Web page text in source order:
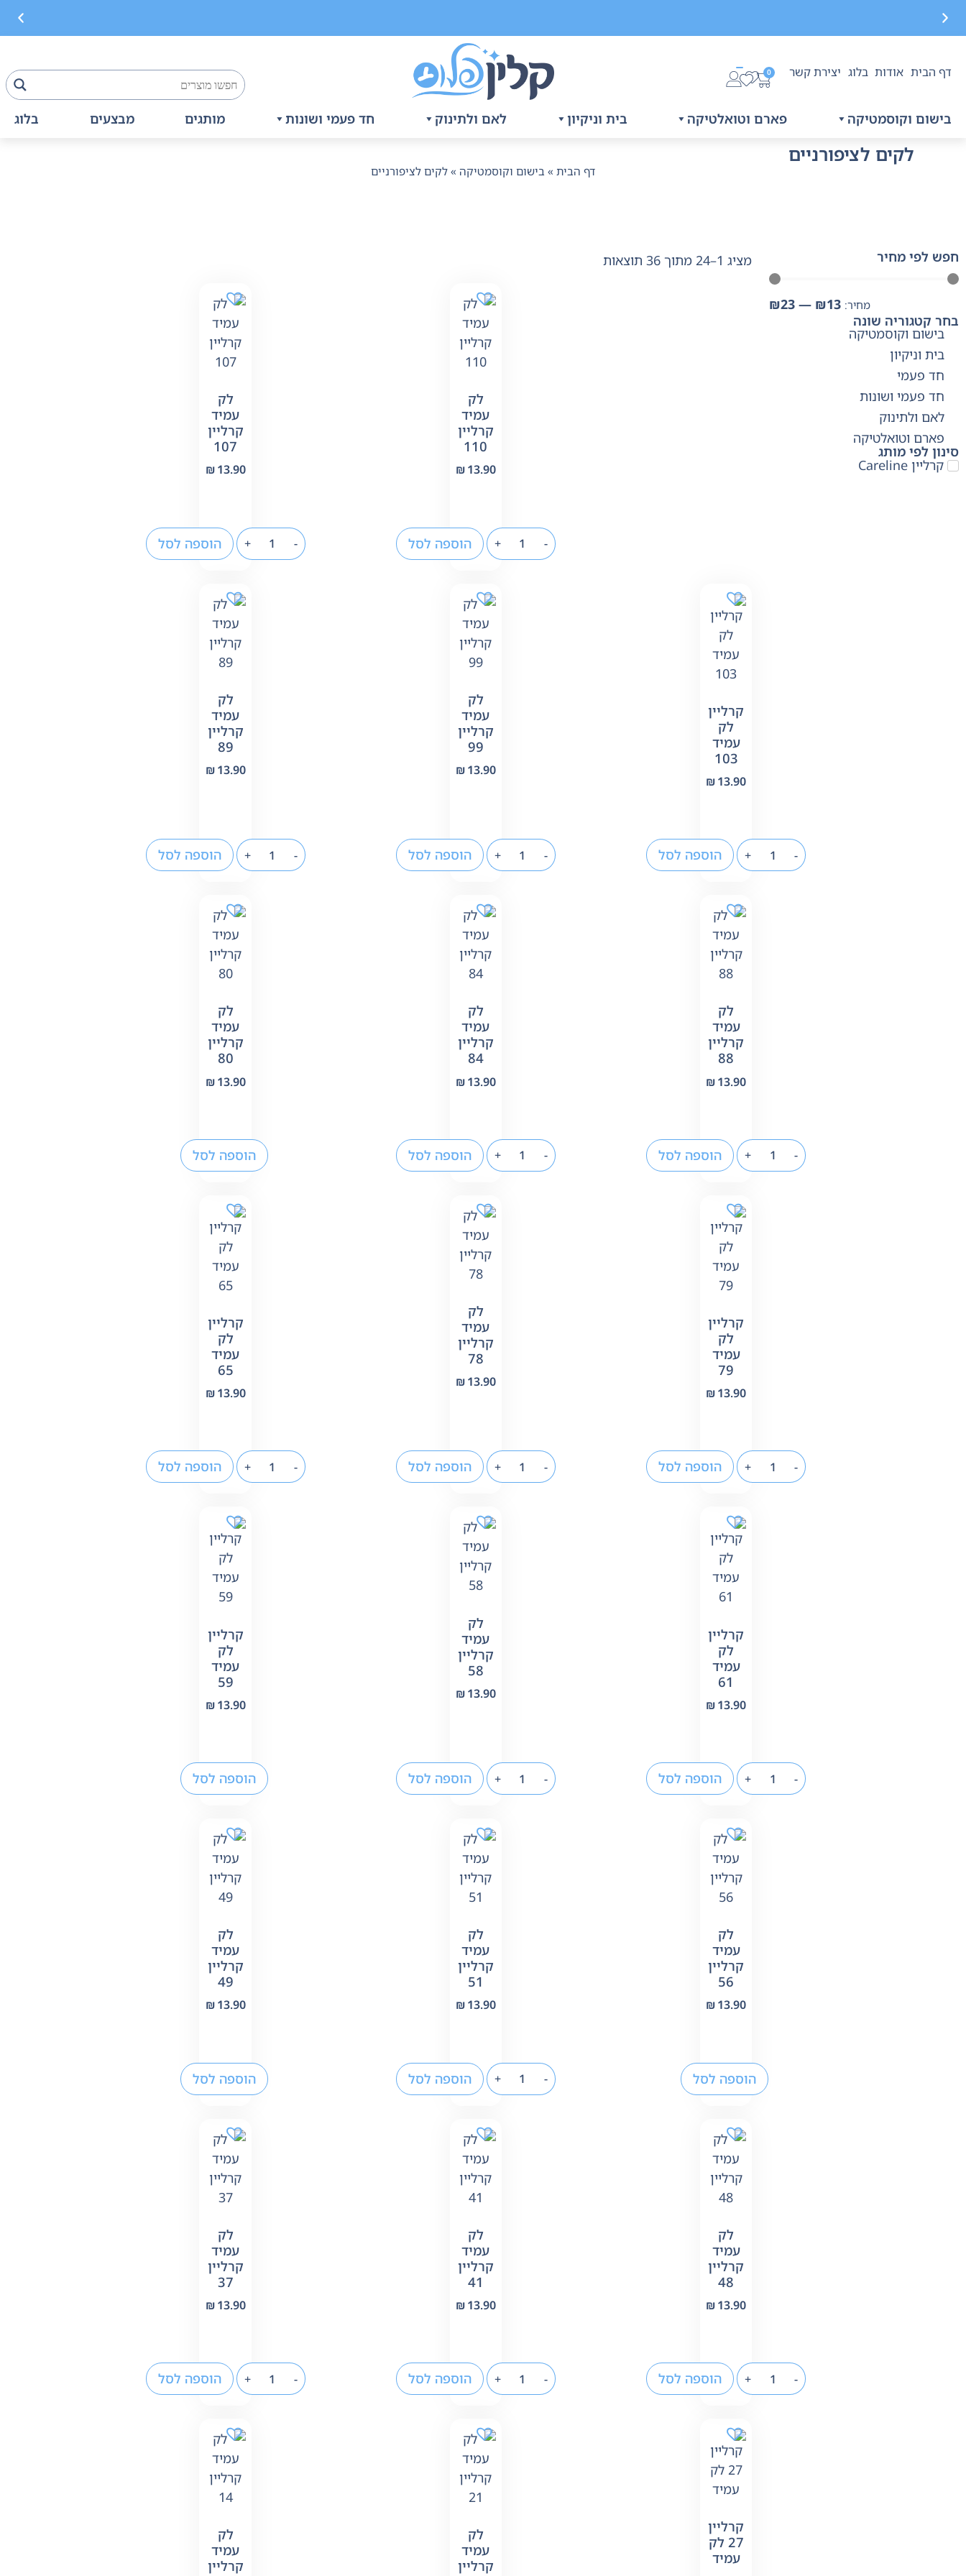
משלוח חינם בקנייה מעל 299 ₪, לא כולל בישוםדף הבית אודות בלוג יצירת קשר 0
בישום וקוסמטיקה פארם וטואלטיקה בית וניקיון לאם ולתינוק חד פעמי ושונות מותגים מבצעים בלוג
לקים לציפורניים
דף הבית » בישום וקוסמטיקה » לקים לציפורניים
מציג 1–24 מתוך 36 תוצאות
לק
עמיד
קרליין
110
₪13.90
-
+ הוספה לסל
לק
עמיד
קרליין
107
₪13.90
-
+ הוספה לסל
קרליין
לק
עמיד
103
₪13.90
-
+ הוספה לסל
לק
עמיד
קרליין
99
₪13.90
-
+ הוספה לסל
לק
עמיד
קרליין
89
₪13.90
-
+ הוספה לסל
לק
עמיד
קרליין
88
₪13.90
-
+ הוספה לסל
לק
עמיד
קרליין
84
₪13.90
-
+ הוספה לסל
לק
עמיד
קרליין
80
₪13.90
הוספה לסל
קרליין
לק
עמיד
79
₪13.90
-
+ הוספה לסל
לק
עמיד
קרליין
78
₪13.90
-
+ הוספה לסל
קרליין
לק
עמיד
65
₪13.90
-
+ הוספה לסל
קרליין
לק
עמיד
61
₪13.90
-
+ הוספה לסל
לק
עמיד
קרליין
58
₪13.90
-
+ הוספה לסל
קרליין
לק
עמיד
59
₪13.90
הוספה לסל
לק
עמיד
קרליין
56
₪13.90
הוספה לסל
לק
עמיד
קרליין
51
₪13.90
-
+ הוספה לסל
לק
עמיד
קרליין
49
₪13.90
הוספה לסל
לק
עמיד
קרליין
48
₪13.90
-
+ הוספה לסל
לק
עמיד
קרליין
41
₪13.90
-
+ הוספה לסל
לק
עמיד
קרליין
37
₪13.90
-
+ הוספה לסל
קרליין
27 לק
עמיד
לק
עמיד
קרליין
לק
עמיד
קרליין
חפש לפי מחיר
₪13
—
₪23
בחר קטגוריה שונה
בישום וקוסמטיקה
בית וניקיון
חד פעמי
חד פעמי ושונות
לאם ולתינוק
פארם וטואלטיקה
סינון לפי מותג
קרליין Careline